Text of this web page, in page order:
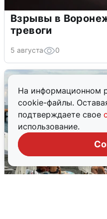
На информационном
cookie-файлы.
подтверждаете свое
использование.
Взрывы в
тревоги
5 августа 0